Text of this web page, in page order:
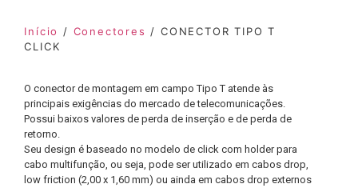
Início / Conectores / CONECTOR TIPO T
CLICK
O conector de montagem em campo Tipo T atende às
principais exigências do mercado de telecomunicações.
Possui baixos valores de perda de inserção e de perda de
retorno.
Seu design é baseado no modelo de click com holder para
cabo multifunção, ou seja, pode ser utilizado em cabos drop,
low friction (2,00 x 1,60 mm) ou ainda em cabos drop externos